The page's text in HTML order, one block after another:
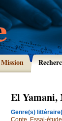
Mission
El
Genre(s)
Conte, Essai-étude